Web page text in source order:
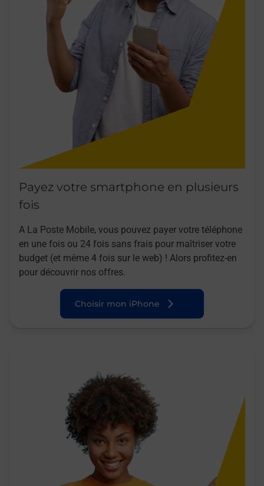
Payez votre smartphone en plusieurs
fois
A La Poste Mobile, vous pouvez payer votre téléphone
en une fois ou 24 fois sans frais pour maîtriser votre
budget (et même 4 fois sur le web) ! Alors profitez-en
pour découvrir nos offres.
Choisir mon iPhone